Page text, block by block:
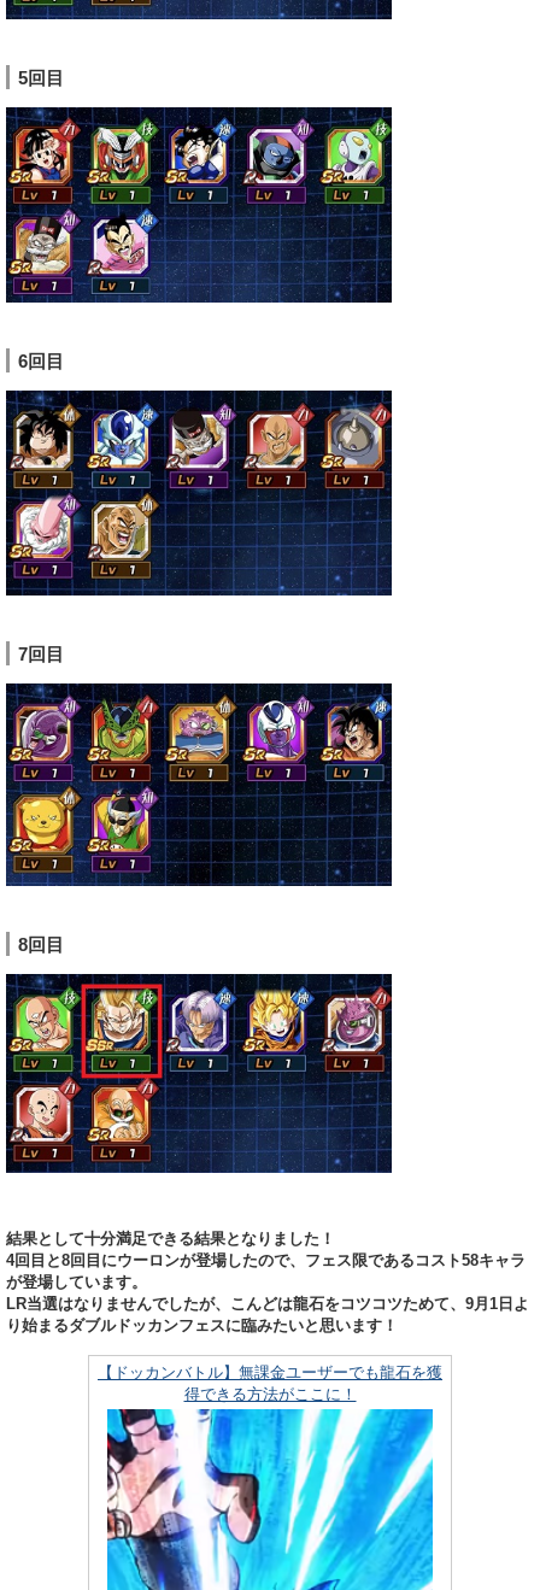
5回目
6回目
7回目
8回目
結果として十分満足できる結果となりました！
4回目と8回目にウーロンが登場したので、フェス限であるコスト58キャラ
が登場しています。
LR当選はなりませんでしたが、こんどは龍石をコツコツためて、9月1日よ
り始まるダブルドッカンフェスに臨みたいと思います！
【ドッカンバトル】無課金ユーザーでも龍石を獲
得できる方法がここに！